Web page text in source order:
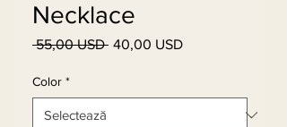
Necklace
55,00 USD Preț
40,00 USDPreț
Color *